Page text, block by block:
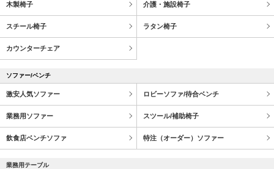
木製椅子 介護・施設椅子
スチール椅子 ラタン椅子
カウンターチェア
ソファー/ベンチ
激安人気ソファー ロビーソファ/待合ベンチ
業務用ソファー スツール/補助椅子
飲食店ベンチソファ 特注（オーダー）ソファー
業務用テーブル